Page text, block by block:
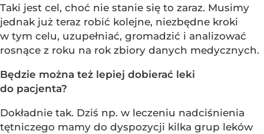
Taki jest cel, choć nie stanie się to zaraz. Musimy
jednak już teraz robić kolejne, niezbędne kroki
w tym celu, uzupełniać, gromadzić i analizować
rosnące z roku na rok zbiory danych medycznych.
Będzie można też lepiej dobierać leki
do pacjenta?
Dokładnie tak. Dziś np. w leczeniu nadciśnienia
tętniczego mamy do dyspozycji kilka grup leków